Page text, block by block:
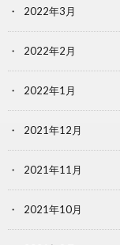
2022年3月
2022年2月
2022年1月
2021年12月
2021年11月
2021年10月